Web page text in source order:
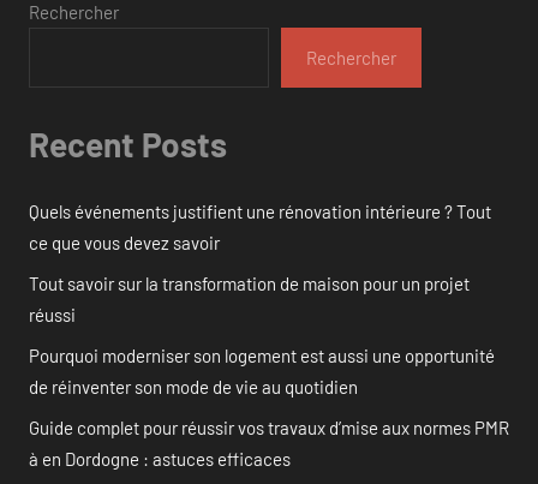
Rechercher
Rechercher
Recent Posts
Quels événements justifient une rénovation intérieure ? Tout
ce que vous devez savoir
Tout savoir sur la transformation de maison pour un projet
réussi
Pourquoi moderniser son logement est aussi une opportunité
de réinventer son mode de vie au quotidien
Guide complet pour réussir vos travaux d’mise aux normes PMR
à en Dordogne : astuces efficaces